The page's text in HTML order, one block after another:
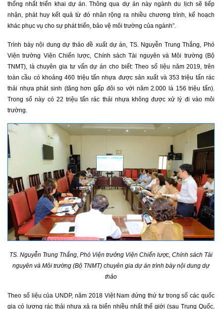
thống nhất triển khai dự án. Thông qua dự án này ngành du lịch sẽ tiếp
nhận, phát huy kết quả từ đó nhân rộng ra nhiều chương trình, kế hoạch
khác phục vụ cho sự phát triển, bảo vệ môi trường của ngành”.
Trình bày nội dung dự thảo đề xuất dự án, TS. Nguyễn Trung Thắng, Phó
Viện trưởng Viện Chiến lược, Chính sách Tài nguyên và Môi trường (Bộ
TNMT), là chuyên gia tư vấn dự án cho biết: Theo số liệu năm 2019, trên
toàn cầu có khoảng 460 triệu tấn nhựa được sản xuất và 353 triệu tấn rác
thải nhựa phát sinh (tăng hơn gấp đôi so với năm 2.000 là 156 triệu tấn).
Trong số này có 22 triệu tấn rác thải nhựa không được xử lý đi vào môi
trường.
TS. Nguyễn Trung Thắng, Phó Viện trưởng Viện Chiến lược, Chính sách Tài
nguyên và Môi trường (Bộ TNMT) chuyên gia dự án trình bày nội dung dự
thảo
Theo số liệu của UNDP, năm 2018 Việt Nam đứng thứ tư trong số các quốc
gia có lượng rác thải nhựa xả ra biển nhiều nhất thế giới (sau Trung Quốc,